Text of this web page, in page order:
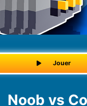
Jouer
Noob vs